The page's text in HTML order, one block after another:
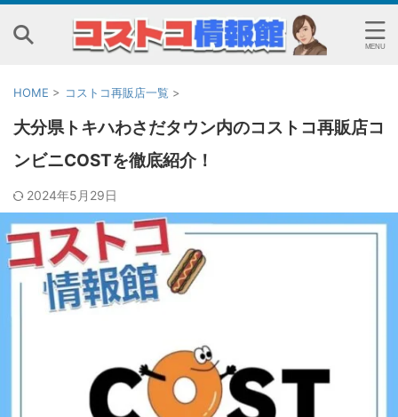
HOME > コストコ再販店一覧 >
大分県トキハわさだタウン内のコストコ再販店コ
ンビニCOSTを徹底紹介！
2024年5月29日